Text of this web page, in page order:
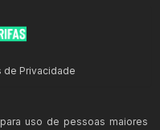
de Privacidade
uso de pessoas maiores